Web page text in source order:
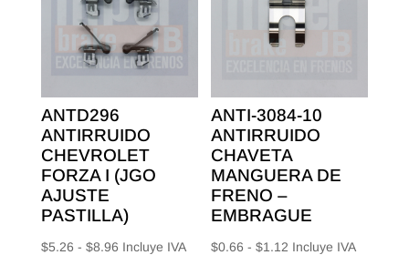
hasta
$11.20
$6.00
ANTD296
ANTIRRUIDO
CHEVROLET
FORZA I (JGO
AJUSTE
PASTILLA)
$5.26 - $8.96Rango
Incluye IVA
ANTI-3084-10
ANTIRRUIDO
CHAVETA
MANGUERA DE
FRENO –
EMBRAGUE
$0.66 - $1.12 Rango
Incluye IVA